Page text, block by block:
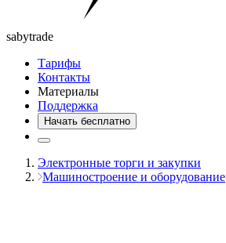
sabytrade
Тарифы
Контакты
Материалы
Поддержка
Начать бесплатно
Электронные торги и закупки
Машиностроение и оборудование